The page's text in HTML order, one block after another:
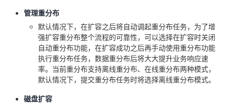
管理重分布
默认情况下，在扩容之后将自动调起重分布任务，为了增
强扩容重分布整个流程的可靠性，可以选择在扩容时关闭
自动重分布功能，在扩容成功之后再手动使用重分布功能
执行重分布任务，数据重分布后将大大提升业务响应速
率。当前重分布支持离线重分布、在线重分布两种模式，
默认情况下，提交重分布任务时将选择离线重分布模式。
磁盘扩容